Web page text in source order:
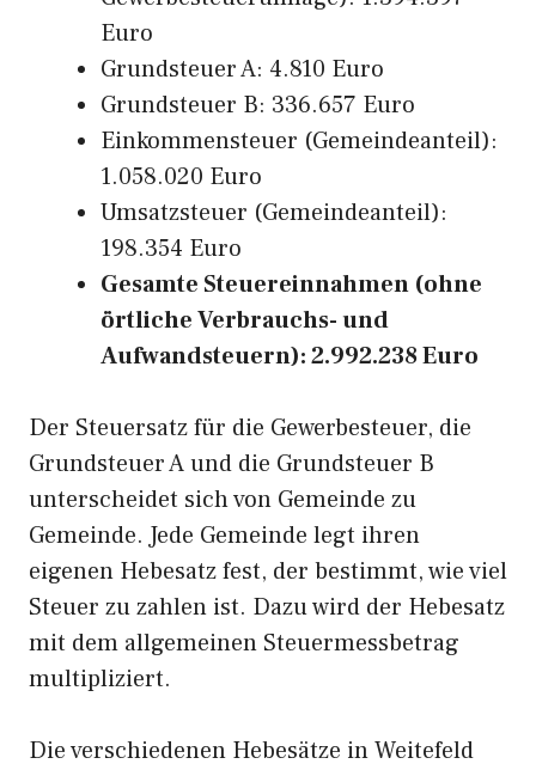
Euro
Grundsteuer A: 4.810 Euro
Grundsteuer B: 336.657 Euro
Einkommensteuer (Gemeindeanteil):
1.058.020 Euro
Umsatzsteuer (Gemeindeanteil):
198.354 Euro
Gesamte Steuereinnahmen (ohne
örtliche Verbrauchs- und
Aufwandsteuern): 2.992.238 Euro
Der Steuersatz für die Gewerbesteuer, die
Grundsteuer A und die Grundsteuer B
unterscheidet sich von Gemeinde zu
Gemeinde. Jede Gemeinde legt ihren
eigenen Hebesatz fest, der bestimmt, wie viel
Steuer zu zahlen ist. Dazu wird der Hebesatz
mit dem allgemeinen Steuermessbetrag
multipliziert.
Die verschiedenen Hebesätze in Weitefeld